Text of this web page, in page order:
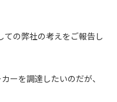
ての弊社の考えをご報告し
ーを調達したいのだが、